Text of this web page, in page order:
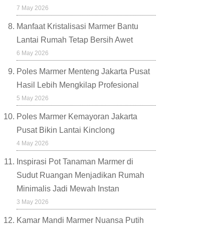
7 May 2026
Manfaat Kristalisasi Marmer Bantu
Lantai Rumah Tetap Bersih Awet
6 May 2026
Poles Marmer Menteng Jakarta Pusat
Hasil Lebih Mengkilap Profesional
5 May 2026
Poles Marmer Kemayoran Jakarta
Pusat Bikin Lantai Kinclong
4 May 2026
Inspirasi Pot Tanaman Marmer di
Sudut Ruangan Menjadikan Rumah
Minimalis Jadi Mewah Instan
3 May 2026
Kamar Mandi Marmer Nuansa Putih